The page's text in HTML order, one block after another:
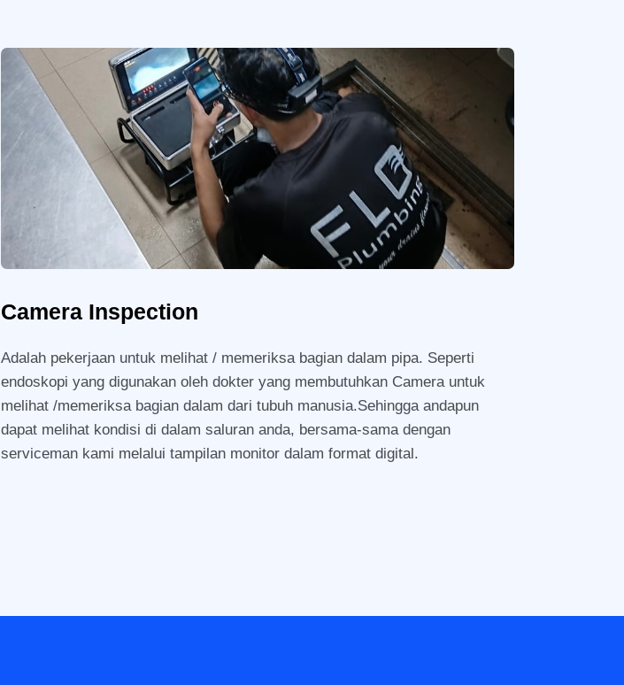
Camera Inspection
Adalah pekerjaan untuk melihat / memeriksa bagian dalam pipa. Seperti
endoskopi yang digunakan oleh dokter yang membutuhkan Camera untuk
melihat /memeriksa bagian dalam dari tubuh manusia.Sehingga andapun
dapat melihat kondisi di dalam saluran anda, bersama-sama dengan
serviceman kami melalui tampilan monitor dalam format digital.